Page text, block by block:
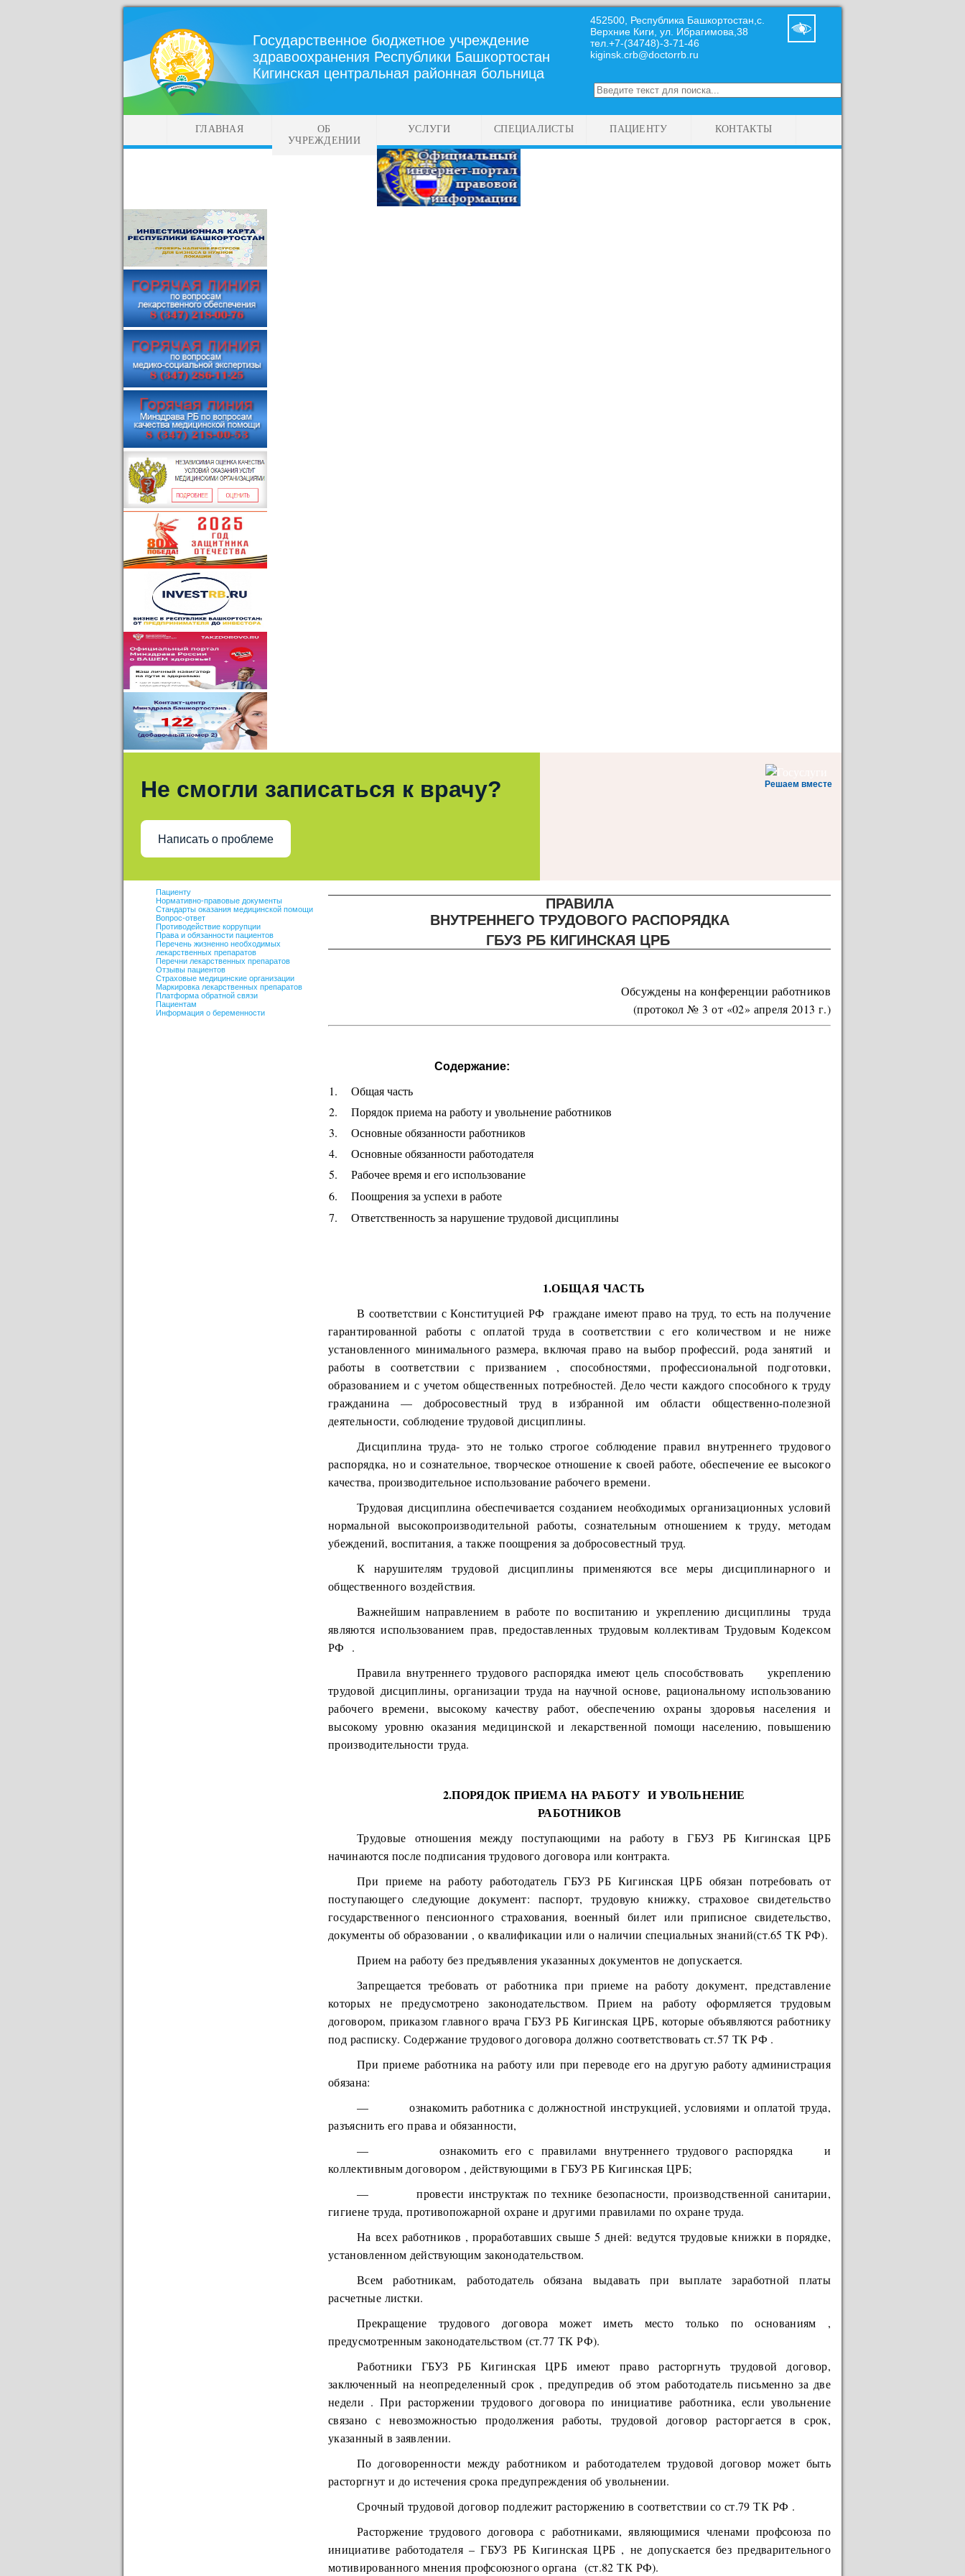
Государственное бюджетное учреждение
здравоохранения Республики Башкортостан
Кигинская центральная районная больница
452500, Республика Башкортостан,с.
Верхние Киги, ул. Ибрагимова,38
тел.+7-(34748)-3-71-46
kiginsk.crb@doctorrb.ru
ГЛАВНАЯ
ОБ
УЧРЕЖДЕНИИ
УСЛУГИ СПЕЦИАЛИСТЫ ПАЦИЕНТУ КОНТАКТЫ
Решаем вместе
Не смогли записаться к врачу?
Написать о проблеме
Пациенту
Нормативно-правовые документы
Стандарты оказания медицинской помощи
Вопрос-ответ
Противодействие коррупции
Права и обязанности пациентов
Перечень жизненно необходимых
лекарственных препаратов
Перечни лекарственных препаратов
Отзывы пациентов
Страховые медицинские организации
Маркировка лекарственных препаратов
Платформа обратной связи
Пациентам
Информация о беременности
ПРАВИЛА
ВНУТРЕННЕГО ТРУДОВОГО РАСПОРЯДКА
ГБУЗ РБ КИГИНСКАЯ ЦРБ
Обсуждены на конференции работников
(протокол № 3 от «02» апреля 2013 г.)
Содержание:
1.
Общая часть
2.
Порядок приема на работу и увольнение работников
3.
Основные обязанности работников
4.
Основные обязанности работодателя
5.
Рабочее время и его использование
6.
Поощрения за успехи в работе
7.
Ответственность за нарушение трудовой дисциплины
1.ОБЩАЯ ЧАСТЬ
В соответствии с Конституцией РФ граждане имеют право на труд, то есть на получение
гарантированной работы с оплатой труда в соответствии с его количеством и не ниже
установленного минимального размера, включая право на выбор профессий, рода занятий и
работы в соответствии с призванием , способностями, профессиональной подготовки,
образованием и с учетом общественных потребностей. Дело чести каждого способного к труду
гражданина — добросовестный труд в избранной им области общественно-полезной
деятельности, соблюдение трудовой дисциплины.
Дисциплина труда- это не только строгое соблюдение правил внутреннего трудового
распорядка, но и сознательное, творческое отношение к своей работе, обеспечение ее высокого
качества, производительное использование рабочего времени.
Трудовая дисциплина обеспечивается созданием необходимых организационных условий
нормальной высокопроизводительной работы, сознательным отношением к труду, методам
убеждений, воспитания, а также поощрения за добросовестный труд.
К нарушителям трудовой дисциплины применяются все меры дисциплинарного и
общественного воздействия.
Важнейшим направлением в работе по воспитанию и укреплению дисциплины труда
являются использованием прав, предоставленных трудовым коллективам Трудовым Кодексом
РФ .
Правила внутреннего трудового распорядка имеют цель способствовать укреплению
трудовой дисциплины, организации труда на научной основе, рациональному использованию
рабочего времени, высокому качеству работ, обеспечению охраны здоровья населения и
высокому уровню оказания медицинской и лекарственной помощи населению, повышению
производительности труда.
2.ПОРЯДОК ПРИЕМА НА РАБОТУ И УВОЛЬНЕНИЕ
РАБОТНИКОВ
Трудовые отношения между поступающими на работу в ГБУЗ РБ Кигинская ЦРБ
начинаются после подписания трудового договора или контракта.
При приеме на работу работодатель ГБУЗ РБ Кигинская ЦРБ обязан потребовать от
поступающего следующие документ: паспорт, трудовую книжку, страховое свидетельство
государственного пенсионного страхования, военный билет или приписное свидетельство,
документы об образовании , о квалификации или о наличии специальных знаний(ст.65 ТК РФ).
Прием на работу без предъявления указанных документов не допускается.
Запрещается требовать от работника при приеме на работу документ, представление
которых не предусмотрено законодательством. Прием на работу оформляется трудовым
договором, приказом главного врача ГБУЗ РБ Кигинская ЦРБ, которые объявляются работнику
под расписку. Содержание трудового договора должно соответствовать ст.57 ТК РФ .
При приеме работника на работу или при переводе его на другую работу администрация
обязана:
— ознакомить работника с должностной инструкцией, условиями и оплатой труда,
разъяснить его права и обязанности,
— ознакомить его с правилами внутреннего трудового распорядка и
коллективным договором , действующими в ГБУЗ РБ Кигинская ЦРБ;
— провести инструктаж по технике безопасности, производственной санитарии,
гигиене труда, противопожарной охране и другими правилами по охране труда.
На всех работников , проработавших свыше 5 дней: ведутся трудовые книжки в порядке,
установленном действующим законодательством.
Всем работникам, работодатель обязана выдавать при выплате заработной платы
расчетные листки.
Прекращение трудового договора может иметь место только по основаниям ,
предусмотренным законодательством (ст.77 ТК РФ).
Работники ГБУЗ РБ Кигинская ЦРБ имеют право расторгнуть трудовой договор,
заключенный на неопределенный срок , предупредив об этом работодатель письменно за две
недели . При расторжении трудового договора по инициативе работника, если увольнение
связано с невозможностью продолжения работы, трудовой договор расторгается в срок,
указанный в заявлении.
По договоренности между работником и работодателем трудовой договор может быть
расторгнут и до истечения срока предупреждения об увольнении.
Срочный трудовой договор подлежит расторжению в соответствии со ст.79 ТК РФ .
Расторжение трудового договора с работниками, являющимися членами профсоюза по
инициативе работодателя – ГБУЗ РБ Кигинская ЦРБ , не допускается без предварительного
мотивированного мнения профсоюзного органа (ст.82 ТК РФ).